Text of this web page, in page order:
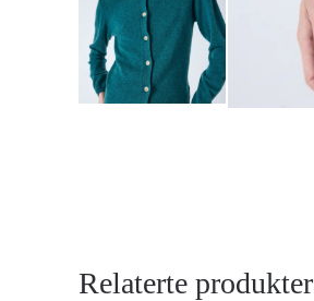
Relaterte produkter